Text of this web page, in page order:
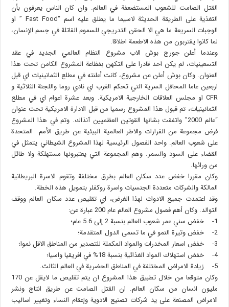
القتل الصامت للشعوب المستضعفة في العالم. وان كان الناس يعرفون بأن
التغذية على الطريقة الحديثة لاسيما ما يطلق عليه اسم “Fast Food ” او
الوجبات السريعة ما هي الا الحقن التدريجي للسموم القاتلة في جسم الإنسان،
لما كانوا يقتربون من هذه الاطعمة اطلاقا.
وعندما أعلن جورج بوش الاب مشروع النظام العالمي الجديد في عقد
التسعينيات، لم يكن احد قادرا على التكهن بفظاعة المشروع الكامن تحت هذا
العنوان. وكان بوش أعلن عن مشروع، كانت أعلنته في مطلع الثمانينيات اي قبل
اربعين عاما المحافل السرية التي تحكم الغرب اي نادي روما واللجنة الثلاثية و
CFR او مجلس العلاقات الخارجية الامريكية. وبعد عشرة اعوام اي في مطلع
الثمانينيات، تم قبول هذا المشروع رسميا من قبل الادارة الامريكية تحت عنوان
“عالم 2000” واتفقت بشانها القوتين العظميين آنذاك. وتم في هذا المشروع
فرض مجموعة من القرارات والاطر العالمية البيئية عن طريق الأمم المتحدة
على شعوب العالم. واحد الفصول الرئيسية لهذا المشروع الشيطاني يتمثل في
القضاء على السود والسمر. وهم المجموعة التي يعتبرونها مستهلكة ولا طائل
من ورائها.
وكان مقررا خفض عدد سكان العالم بطرق مختلفة وتقوم الاسرة البريطانية
المالكة والشركات متعددة الجنسيات واسرة روكفلر بتمويل هذه الخطة.
وقد اعتمدت جميع الادوات لهذا الغرض، اي تقليص عدد سكان العالم ووقف
التوالد. وكان أهم فصول مشروع العالم عام 200 عبارة عن:
1- خفض سني عمر شعوب العالم بنسبة 2 إلى 5.6 عام؛
2- خفض وتيرة النمو في ما تسمى الدول المتقدمة؛
3- خفض اسعار المخدرات والمواد المكملة للتصدير من المناطق الاقل نموا؛
4- خفض استهلاك المواد الغذائية بنسبة 18% في افريقيا واسيا؛
5- زيادة الامراض المختلفة في المناطق الحضرية في العالم الثالث.
وكان متوقعا من خلال تطبيق هذا المشروع ان يتم تقليص ما لايقل عن 170
مليون انسان من سكان العالم. ان القتل الصامت عن طريق انتاج ونشر
الامراض المصنعة على يد شركات تصنيع الادوية وإعقام النساء وتغيير اساليب